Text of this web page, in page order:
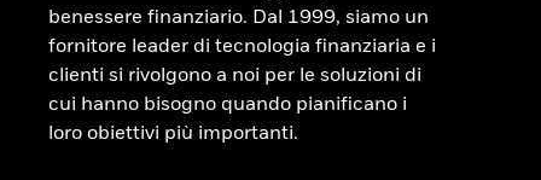
benessere finanziario. Dal 1999, siamo un
fornitore leader di tecnologia finanziaria e i
clienti si rivolgono a noi per le soluzioni di
cui hanno bisogno quando pianificano i
loro obiettivi più importanti.